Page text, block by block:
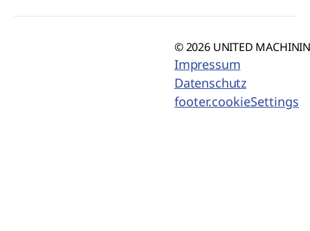
© 2026 UNITED
Impressum
Datenschutz
footer.cookieSettings